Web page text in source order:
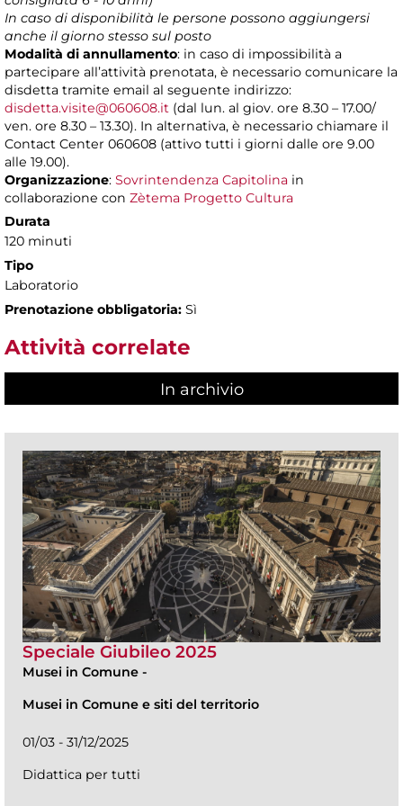
In caso di disponibilità le persone possono aggiungersi
anche il giorno stesso sul posto
Modalità di annullamento: in caso di impossibilità a
partecipare all’attività prenotata, è necessario comunicare la
disdetta tramite email al seguente indirizzo:
disdetta.visite@060608.it (dal lun. al giov. ore 8.30 – 17.00/
ven. ore 8.30 – 13.30). In alternativa, è necessario chiamare il
Contact Center 060608 (attivo tutti i giorni dalle ore 9.00
alle 19.00).
Organizzazione: Sovrintendenza Capitolina in
collaborazione con Zètema Progetto Cultura
Durata
120 minuti
Tipo
Laboratorio
Prenotazione obbligatoria: Sì
Attività correlate
In archivio
Speciale Giubileo 2025
Musei in Comune -
Musei in Comune e siti del territorio
01/03 - 31/12/2025
Didattica per tutti